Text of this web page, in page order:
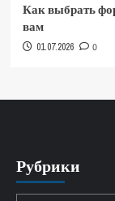
Как выбрать
вам
01.07.2026 0
Рубрики